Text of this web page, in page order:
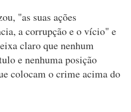
"as suas ações
a corrupção e o vício" e
claro que nenhum
e nenhuma posição
colocam o crime acima do